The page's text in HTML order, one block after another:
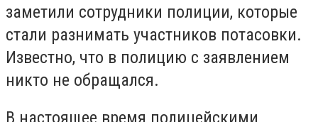
заметили сотрудники полиции, которые
стали разнимать участников потасовки.
Известно, что в полицию с заявлением
никто не обращался.
В настоящее время полицейскими